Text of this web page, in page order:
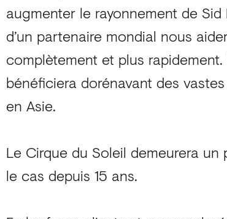
augmenter le rayonnement de
d’un partenaire mondial nous
complètement et plus
bénéficiera dorénavant des
en Asie.
Le Cirque du Soleil demeurera
le cas depuis 15 ans.